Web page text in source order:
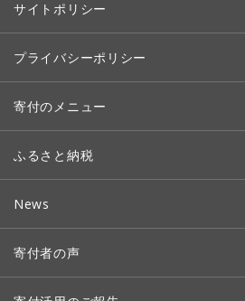
サイトポリシー
プライバシーポリシー
寄付のメニュー
ふるさと納税
News
寄付者の声